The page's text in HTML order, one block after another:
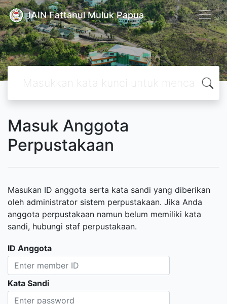
IAIN Fattahul Muluk Papua
Masuk Anggota
Perpustakaan
Masukan ID anggota serta kata sandi yang diberikan
oleh administrator sistem perpustakaan. Jika Anda
anggota perpustakaan namun belum memiliki kata
sandi, hubungi staf perpustakaan.
ID Anggota
Kata Sandi